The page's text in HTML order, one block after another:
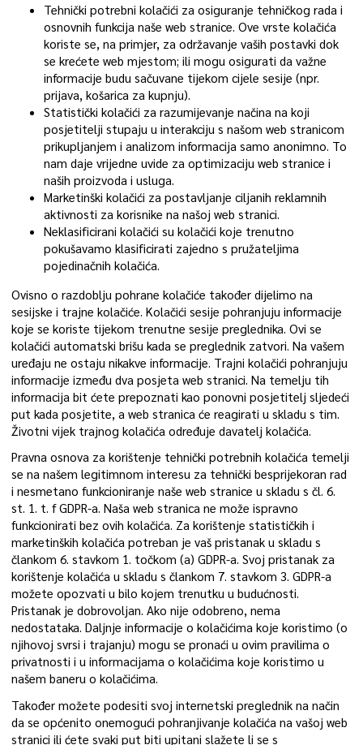
Tehnički potrebni kolačići za osiguranje tehničkog rada i
osnovnih funkcija naše web stranice. Ove vrste kolačića
koriste se, na primjer, za održavanje vaših postavki dok
se krećete web mjestom; ili mogu osigurati da važne
informacije budu sačuvane tijekom cijele sesije (npr.
prijava, košarica za kupnju).
Statistički kolačići za razumijevanje načina na koji
posjetitelji stupaju u interakciju s našom web stranicom
prikupljanjem i analizom informacija samo anonimno. To
nam daje vrijedne uvide za optimizaciju web stranice i
naših proizvoda i usluga.
Marketinški kolačići za postavljanje ciljanih reklamnih
aktivnosti za korisnike na našoj web stranici.
Neklasificirani kolačići su kolačići koje trenutno
pokušavamo klasificirati zajedno s pružateljima
pojedinačnih kolačića.
Ovisno o razdoblju pohrane kolačiće također dijelimo na
sesijske i trajne kolačiće. Kolačići sesije pohranjuju informacije
koje se koriste tijekom trenutne sesije preglednika. Ovi se
kolačići automatski brišu kada se preglednik zatvori. Na vašem
uređaju ne ostaju nikakve informacije. Trajni kolačići pohranjuju
informacije između dva posjeta web stranici. Na temelju tih
informacija bit ćete prepoznati kao ponovni posjetitelj sljedeći
put kada posjetite, a web stranica će reagirati u skladu s tim.
Životni vijek trajnog kolačića određuje davatelj kolačića.
Pravna osnova za korištenje tehnički potrebnih kolačića temelji
se na našem legitimnom interesu za tehnički besprijekoran rad
i nesmetano funkcioniranje naše web stranice u skladu s čl. 6.
st. 1. t. f GDPR-a. Naša web stranica ne može ispravno
funkcionirati bez ovih kolačića. Za korištenje statističkih i
marketinških kolačića potreban je vaš pristanak u skladu s
člankom 6. stavkom 1. točkom (a) GDPR-a. Svoj pristanak za
korištenje kolačića u skladu s člankom 7. stavkom 3. GDPR-a
možete opozvati u bilo kojem trenutku u budućnosti.
Pristanak je dobrovoljan. Ako nije odobreno, nema
nedostataka. Daljnje informacije o kolačićima koje koristimo (o
njihovoj svrsi i trajanju) mogu se pronaći u ovim pravilima o
privatnosti i u informacijama o kolačićima koje koristimo u
našem baneru o kolačićima.
Također možete podesiti svoj internetski preglednik na način
da se općenito onemogući pohranjivanje kolačića na vašoj web
stranici ili ćete svaki put biti upitani slažete li se s